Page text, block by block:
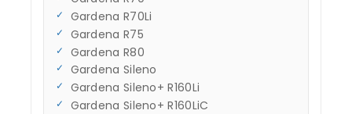
Gardena R70Li
Gardena R75
Gardena R80
Gardena Sileno
Gardena Sileno+ R160Li
Gardena Sileno+ R160LiC